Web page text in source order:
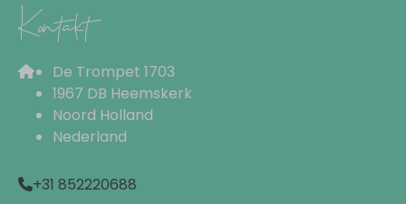
Außenbereich
Parking spot (free): 2
Patio
Garden
Kontakt
De Trompet 1703
1967 DB Heemskerk
Noord Holland
Nederland
+31 852220688